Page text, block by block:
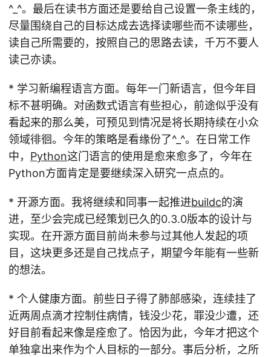
^_^。最后在读书方面还是要给自己设置一条主线的，
尽量围绕自己的目标达成去选择读哪些而不读哪些，
读自己所需要的，按照自己的思路去读，千万不要人
读己亦读。
* 学习新编程语言方面。每年一门新语言，但今年目
标不甚明确。对函数式语言有些担心，前途似乎没有
看起来的那么美，可预见到情况是将长期持续在小众
领域徘徊。今年的策略是看缘份了^_^。在日常工作
中， Python这门语言的使用是愈来愈多了，今年在
Python方面肯定是要继续深入研究一点点的。
* 开源方面。我将继续和同事一起推进buildc的演
进，至少会完成已经策划已久的0.3.0版本的设计与
实现。在开源方面目前尚未参与过其他人发起的项
目，这块更多还是自己找点子，期望今年能有一些新
的想法。
* 个人健康方面。前些日子得了肺部感染，连续挂了
近两周点滴才控制住病情，钱没少花，罪没少遭，还
好目前看起来像是痊愈了。恰因为此，今年才把这个
单独拿出来作为个人目标的一部分。事后分析，之所